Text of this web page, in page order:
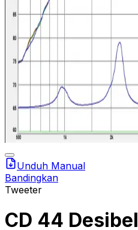
Unduh Manual
Bandingkan
Tweeter
CD 44 Desibel